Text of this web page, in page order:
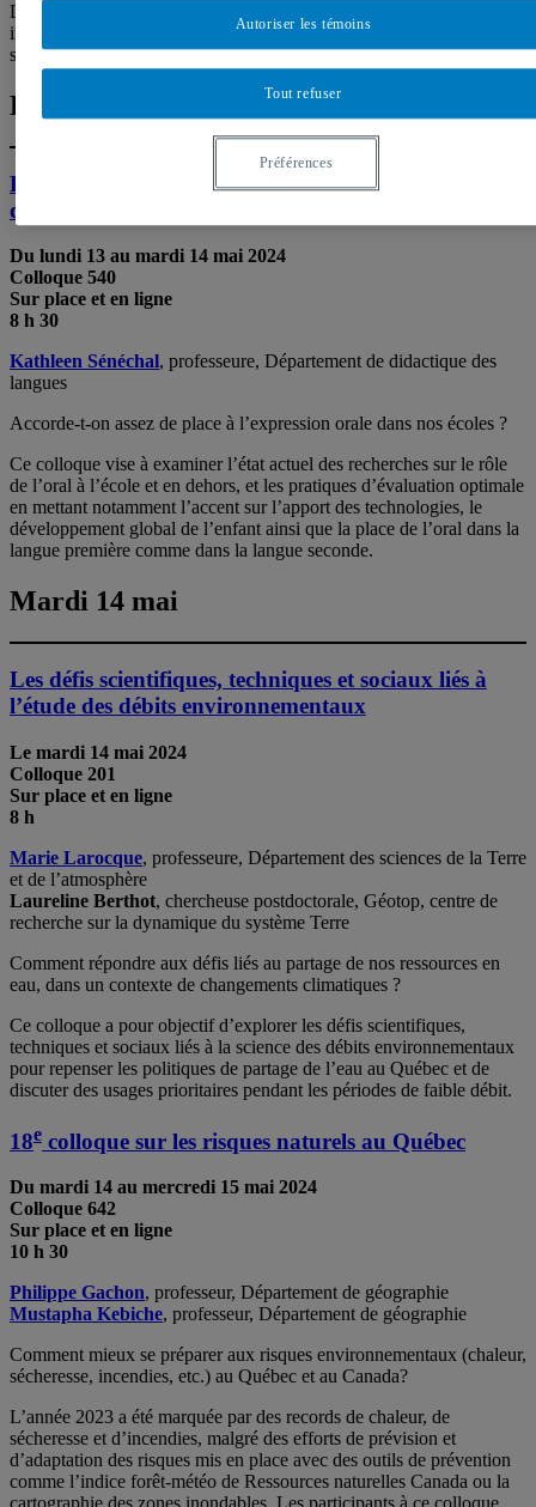
Les représentantes et les représentants des médias sont cordialement
invités à consulter notre sélection de colloques et à contacter le
soussigné pour des entrevues.
Lundi 13 mai
Légitimer le rôle et la place de l’oral à l’école et au-
delà
Du lundi 13 au mardi 14 mai 2024
Colloque 540
Sur place et en ligne
8 h 30
Kathleen Sénéchal, professeure, Département de didactique des
langues
Accorde-t-on assez de place à l’expression orale dans nos écoles ?
Ce colloque vise à examiner l’état actuel des recherches sur le rôle
de l’oral à l’école et en dehors, et les pratiques d’évaluation optimale
en mettant notamment l’accent sur l’apport des technologies, le
développement global de l’enfant ainsi que la place de l’oral dans la
langue première comme dans la langue seconde.
Mardi 14 mai
Les défis scientifiques, techniques et sociaux liés à
l’étude des débits environnementaux
Le mardi 14 mai 2024
Colloque 201
Sur place et en ligne
8 h
Marie Larocque, professeure, Département des sciences de la Terre
et de l’atmosphère
Laureline Berthot, chercheuse postdoctorale, Géotop, centre de
recherche sur la dynamique du système Terre
Comment répondre aux défis liés au partage de nos ressources en
eau, dans un contexte de changements climatiques ?
Ce colloque a pour objectif d’explorer les défis scientifiques,
techniques et sociaux liés à la science des débits environnementaux
pour repenser les politiques de partage de l’eau au Québec et de
discuter des usages prioritaires pendant les périodes de faible débit.
18e colloque sur les risques naturels au Québec
Du mardi 14 au mercredi 15 mai 2024
Colloque 642
Sur place et en ligne
10 h 30
Philippe Gachon, professeur, Département de géographie
Mustapha Kebiche, professeur, Département de géographie
Comment mieux se préparer aux risques environnementaux (chaleur,
sécheresse, incendies, etc.) au Québec et au Canada?
L’année 2023 a été marquée par des records de chaleur, de
sécheresse et d’incendies, malgré des efforts de prévision et
d’adaptation des risques mis en place avec des outils de prévention
comme l’indice forêt-météo de Ressources naturelles Canada ou la
Tout refuser
Autoriser les témoins
Préférences